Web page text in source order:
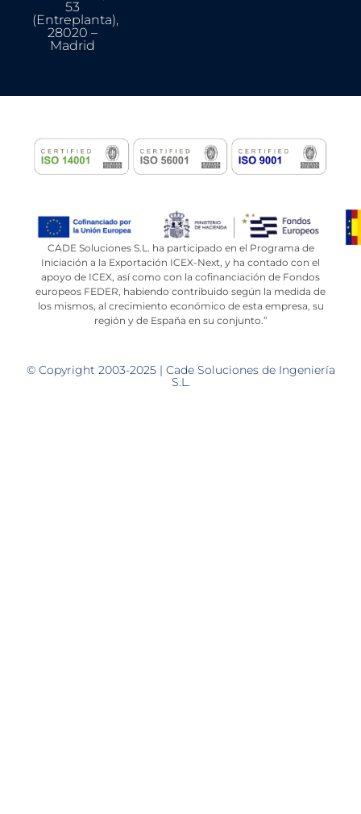
53
(Entreplanta),
28020 –
Madrid
CADE Soluciones S.L. ha participado en el Programa de
Iniciación a la Exportación ICEX-Next, y ha contado con el
apoyo de ICEX, así como con la cofinanciación de Fondos
europeos FEDER, habiendo contribuido según la medida de
los mismos, al crecimiento económico de esta empresa, su
región y de España en su conjunto.”
© Copyright 2003-2025 | Cade Soluciones de Ingeniería
S.L.